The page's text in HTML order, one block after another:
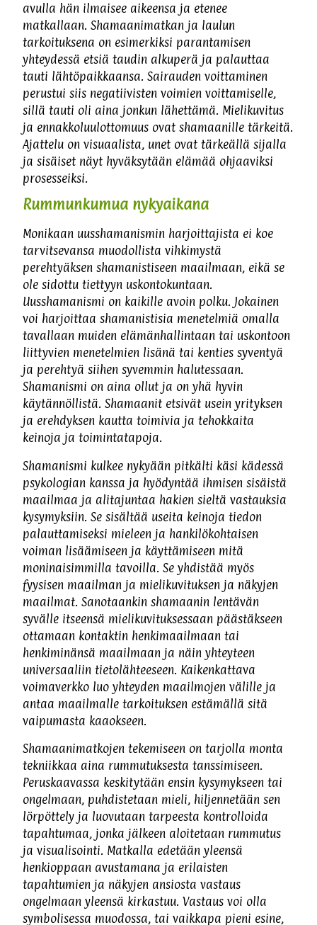
avulla hän ilmaisee aikeensa ja etenee
matkallaan. Shamaanimatkan ja laulun
tarkoituksena on esimerkiksi parantamisen
yhteydessä etsiä taudin alkuperä ja palauttaa
tauti lähtöpaikkaansa. Sairauden voittaminen
perustui siis negatiivisten voimien voittamiselle,
sillä tauti oli aina jonkun lähettämä. Mielikuvitus
ja ennakkoluulottomuus ovat shamaanille tärkeitä.
Ajattelu on visuaalista, unet ovat tärkeällä sijalla
ja sisäiset näyt hyväksytään elämää ohjaaviksi
prosesseiksi.
Rummunkumua nykyaikana
Monikaan uusshamanismin harjoittajista ei koe
tarvitsevansa muodollista vihkimystä
perehtyäksen shamanistiseen maailmaan, eikä se
ole sidottu tiettyyn uskontokuntaan.
Uusshamanismi on kaikille avoin polku. Jokainen
voi harjoittaa shamanistisia menetelmiä omalla
tavallaan muiden elämänhallintaan tai uskontoon
liittyvien menetelmien lisänä tai kenties syventyä
ja perehtyä siihen syvemmin halutessaan.
Shamanismi on aina ollut ja on yhä hyvin
käytännöllistä. Shamaanit etsivät usein yrityksen
ja erehdyksen kautta toimivia ja tehokkaita
keinoja ja toimintatapoja.
Shamanismi kulkee nykyään pitkälti käsi kädessä
psykologian kanssa ja hyödyntää ihmisen sisäistä
maailmaa ja alitajuntaa hakien sieltä vastauksia
kysymyksiin. Se sisältää useita keinoja tiedon
palauttamiseksi mieleen ja hankilökohtaisen
voiman lisäämiseen ja käyttämiseen mitä
moninaisimmilla tavoilla. Se yhdistää myös
fyysisen maailman ja mielikuvituksen ja näkyjen
maailmat. Sanotaankin shamaanin lentävän
syvälle itseensä mielikuvituksessaan päästäkseen
ottamaan kontaktin henkimaailmaan tai
henkiminänsä maailmaan ja näin yhteyteen
universaaliin tietolähteeseen. Kaikenkattava
voimaverkko luo yhteyden maailmojen välille ja
antaa maailmalle tarkoituksen estämällä sitä
vaipumasta kaaokseen.
Shamaanimatkojen tekemiseen on tarjolla monta
tekniikkaa aina rummutuksesta tanssimiseen.
Peruskaavassa keskitytään ensin kysymykseen tai
ongelmaan, puhdistetaan mieli, hiljennetään sen
lörpöttely ja luovutaan tarpeesta kontrolloida
tapahtumaa, jonka jälkeen aloitetaan rummutus
ja visualisointi. Matkalla edetään yleensä
henkioppaan avustamana ja erilaisten
tapahtumien ja näkyjen ansiosta vastaus
ongelmaan yleensä kirkastuu. Vastaus voi olla
symbolisessa muodossa, tai vaikkapa pieni esine,